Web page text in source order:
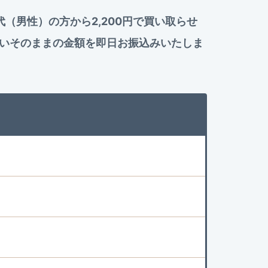
男性）の方から2,200円で買い取らせ
そのままの金額を即日お振込みいたしま